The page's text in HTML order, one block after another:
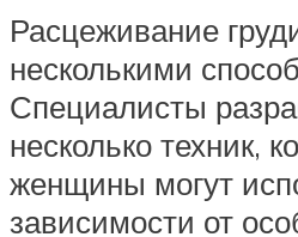
Расцеживание
несколькими
Специалисты
несколько техник,
женщины могут
зависимости от